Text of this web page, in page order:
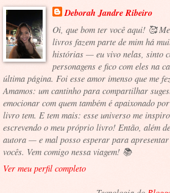
Deborah Jandre Ribeiro
Oi, que bom ter você aqui! 🥰
livros fazem parte de mim há
histórias — eu vivo nelas, sinto
personagens e fico com eles na
última página. Foi esse amor imenso que me
Amamos: um cantinho para compartilhar
emocionar com quem também é apaixonado
livro tem. E tem mais: esse universo me
escrevendo o meu próprio livro! Então, além
autora — e mal posso esperar para
vocês. Vem comigo nessa viagem! 📚
Ver meu perfil completo